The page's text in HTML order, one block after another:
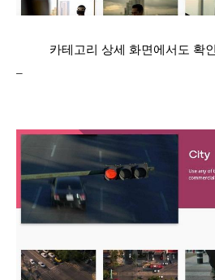
카테고리 상세 화면에서도 확
–